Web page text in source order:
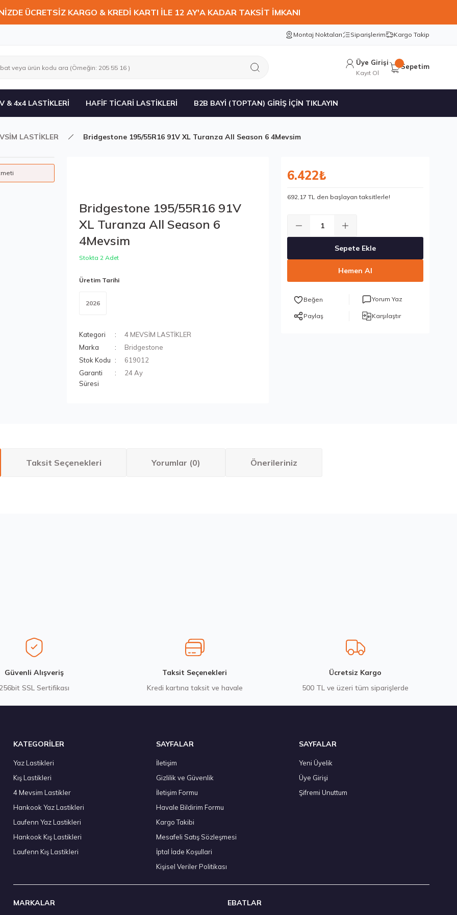
ÜCRETSİZ KARGO & KREDİ KARTI İLE 12 AY'A KADAR TAKSİT İMKANI
Montaj Noktaları Siparişlerim Kargo Takip
Üye Girişi
Kayıt Ol
Sepetim
& 4x4 LASTİKLERİ HAFİF TİCARİ LASTİKLERİ B2B BAYİ (TOPTAN) GİRİŞ İÇİN TIKLAYIN
LASTİKLER Bridgestone 195/55R16 91V XL Turanza All Season 6 4Mevsim
Bridgestone 195/55R16 91V
XL Turanza All Season 6
4Mevsim
Stokta 2 Adet
Üretim Tarihi
2026
Kategori
4 MEVSİM LASTİKLER
Marka
Bridgestone
Stok Kodu
619012
Garanti
Süresi
24 Ay
6.422₺
692,17 TL den başlayan taksitlerle!
Sepete Ekle
Hemen Al
Yorum Yaz
Paylaş Karşılaştır
Taksit Seçenekleri Yorumlar (0) Önerileriniz
Michelin 295/80R22.5 X MULTIWAY 3D XDE 152/148L M+S 3PMSF 200580103
14.267,00 ₺
295/35 R21 107Y XL Eagle F1 Asymmetric 6 FP 2024
8.903,40 ₺
Sava 205/55 R16 94V XL All Weather 4Mevsim 2026
3.602,50 ₺
Stokta 12 Adet
Güvenli Alışveriş
SSL Sertifikası
Taksit Seçenekleri
Kredi kartına taksit ve havale
Ücretsiz Kargo
500 TL ve üzeri tüm siparişlerde
KATEGORİLER
Yaz Lastikleri
Kış Lastikleri
4 Mevsim Lastikler
Hankook Yaz Lastikleri
Laufenn Yaz Lastikleri
Hankook Kış Lastikleri
Laufenn Kış Lastikleri
SAYFALAR
İletişim
Gizlilik ve Güvenlik
İletişim Formu
Havale Bildirim Formu
Kargo Takibi
Mesafeli Satış Sözleşmesi
İptal İade Koşullari
Kişisel Veriler Politikası
SAYFALAR
Yeni Üyelik
Üye Girişi
Şifremi Unuttum
MARKALAR EBATLAR